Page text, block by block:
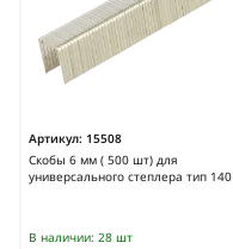
Артикул: 15508
Скобы 6 мм ( 500 шт) для
универсального степлера тип 140
В наличии: 28 шт